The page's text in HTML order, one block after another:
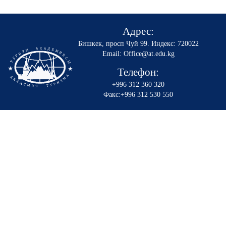
Адрес:
Бишкек, просп Чуй 99. Индекс: 720022
Email: Office@at.edu.kg
Телефон:
+996 312 360 320
Факс:+996 312 530 550